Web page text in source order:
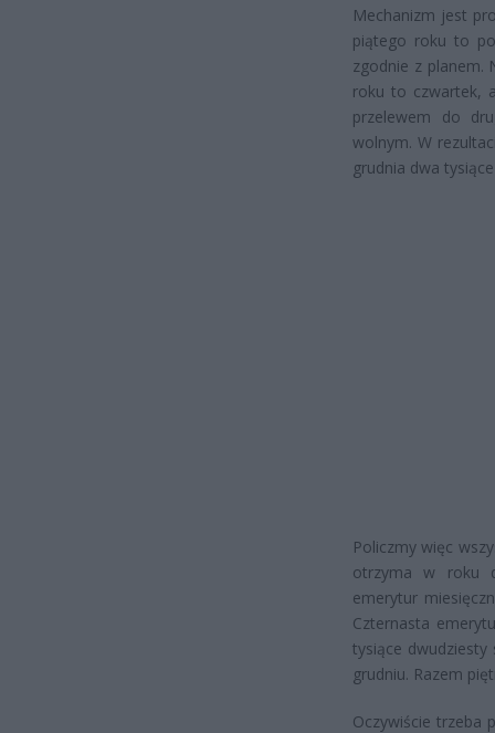
Mechanizm jest
piątego roku to
zgodnie z planem.
roku to czwartek,
przelewem do
wolnym. W
grudnia dwa
Policzmy więc
otrzyma w roku
emerytur
Czternasta
tysiące
grudniu. Razem
Oczywiście trzeba